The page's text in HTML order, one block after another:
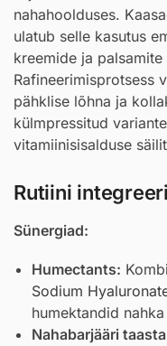
nahahoolduses.
ulatub selle kasutus
kreemide ja
Rafineerimisprotsess
pähklise lõhna ja
külmpressitud
vitamiinisisalduse
Rutiini
Sünergiad:
Humectants:
Sodium
humektandid
Nahabarjääri